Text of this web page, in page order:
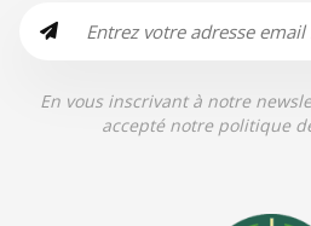
En vous inscrivant à notre
accepté notre politique